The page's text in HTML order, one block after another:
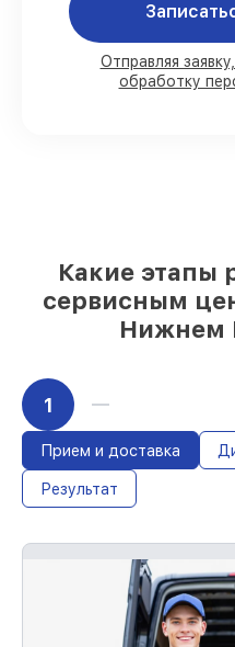
Мы гарантируем:
80%работ в
условии, что
Отправляя
обработку
Какие этапы
сервисным
Нижнем
1
Прием и доставка
Результат